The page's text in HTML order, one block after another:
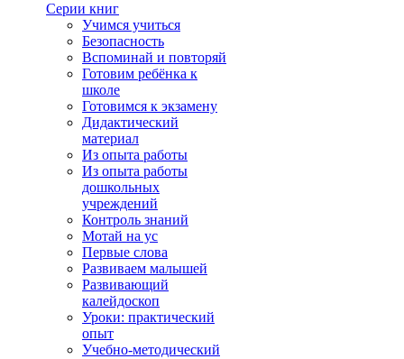
Серии книг
Учимся учиться
Безопасность
Вспоминай и повторяй
Готовим ребёнка к
школе
Готовимся к экзамену
Дидактический
материал
Из опыта работы
Из опыта работы
дошкольных
учреждений
Контроль знаний
Мотай на ус
Первые слова
Развиваем малышей
Развивающий
калейдоскоп
Уроки: практический
опыт
Учебно-методический